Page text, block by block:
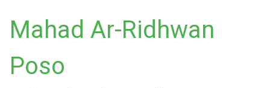
content
Mahad Ar-Ridhwan
Poso